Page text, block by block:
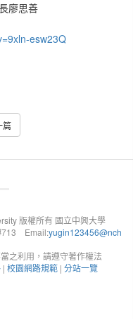
廖思善
esw23Q
篇
版權所有 國立中興大學
713 Email:yugin123456@nch
之利用，請遵守著作權法
| 校園網路規範 | 分站一覽